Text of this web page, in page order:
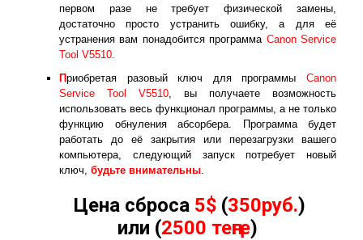
первом разе не требует физической замены,
достаточно просто устранить ошибку, а для её
устранения вам понадобится программа Canon Service
Tool V5510.
Приобретая разовый ключ для программы Canon
Service Tool V5510 , вы получаете возможность
использовать весь функционал программы, а не только
функцию обнуления абсорбера. Программа будет
работать до её закрытия или перезагрузки вашего
компьютера, следующий запуск потребует новый
ключ, будьте внимательны
Цена сброса 5$ (350руб.)
или (2500 теңге)